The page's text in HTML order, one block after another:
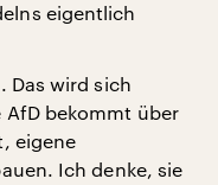
eigentlich
Das wird sich
AfD bekommt über
eigene
Ich denke, sie